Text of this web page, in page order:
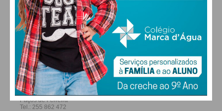
FARMACIAS DE SERVIÇO EM PAÇOS DE
FERREIRA